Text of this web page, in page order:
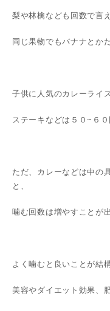
梨や林檎なども回数で言
同じ果物でもバナナとか
子供に人気のカレーライ
ステーキなどは５０~６
ただ、カレーなどは中の
と、
噛む回数は増やすことが
よく噛むと良いことが結
美容やダイエット効果、